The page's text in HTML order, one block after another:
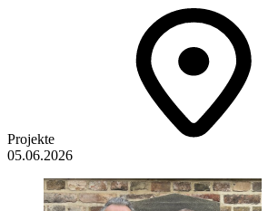
Projekte
05.06.2026